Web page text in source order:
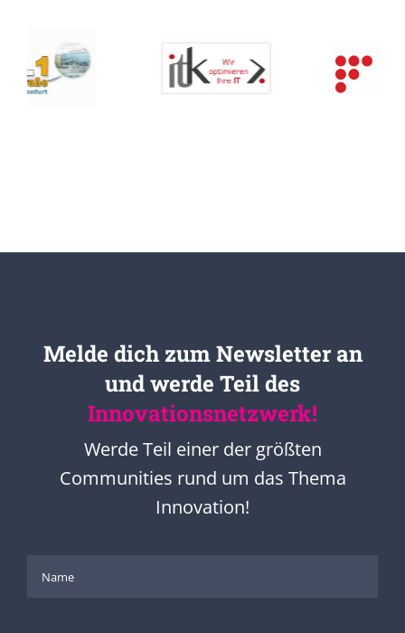
Melde dich zum Newsletter an
und werde Teil des
Innovationsnetzwerk!
Werde Teil einer der größten
Communities rund um das Thema
Innovation!